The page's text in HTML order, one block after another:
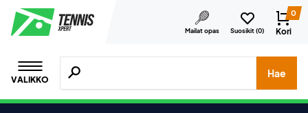
Mailat opas Suosikit (0)
0
Kori
VALIKKO
Hae tuotteita, merkkejä jne.
Hae